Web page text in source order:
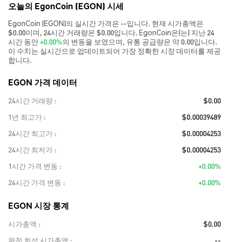
오늘의 EgonCoin (EGON) 시세
EgonCoin (EGON)의 실시간 가격은 --입니다. 현재 시가총액은
$0.00이며, 24시간 거래량은 $0.00입니다. EgonCoin은(는) 지난 24
시간 동안+0.00%의 변동을 보였으며, 유통 공급량은 약 0.00입니다.
이 수치는 실시간으로 업데이트되어 가장 정확한 시장 데이터를 제공
합니다.
EGON 가격 데이터
24시간 거래량
$0.00
1년 최고가
$0.00039489
24시간 최고가
$0.00004253
24시간 최저가
$0.00004253
1시간 가격 변동
+0.00%
24시간 가격 변동
+0.00%
EGON 시장 통계
시가총액
$0.00
완전 희석 시가총액
--